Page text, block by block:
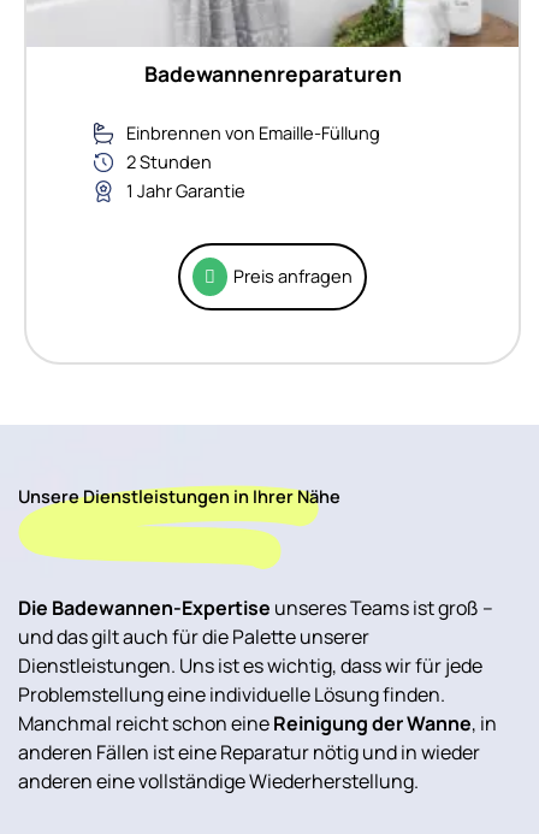
Badewannenreparaturen
Einbrennen von Emaille-Füllung
2 Stunden
1 Jahr Garantie
Preis anfragen
Unsere Dienstleistungen in Ihrer Nähe
Die Badewannen-Expertise unseres Teams ist groß –
und das gilt auch für die Palette unserer
Dienstleistungen. Uns ist es wichtig, dass wir für jede
Problemstellung eine individuelle Lösung finden.
Manchmal reicht schon eineReinigung der Wanne, in
anderen Fällen ist eine Reparatur nötig und in wieder
anderen eine vollständige Wiederherstellung.